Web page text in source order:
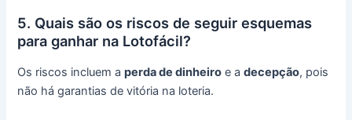
5. Quais são os riscos de seguir esquemas
para ganhar na Lotofácil?
Os riscos incluem aperda de dinheiro e adecepção, pois
não há garantias de vitória na loteria.